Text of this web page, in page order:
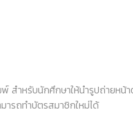
ำหรับนักศึกษาให้นำรูปถ่ายหน้า
รถทำบัตรสมาชิกใหม่ได้